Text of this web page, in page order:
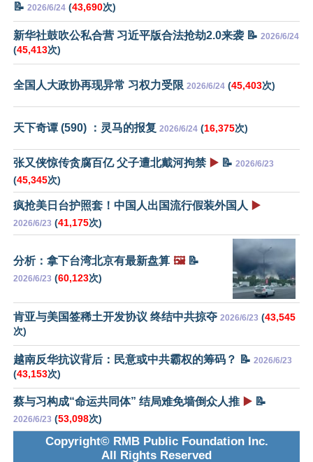
📝 2026/6/24 (43,690次)
新华社鼓吹公私合营 习近平版合法抢劫2.0来袭 📝 2026/6/24
(45,413次)
全国人大政协再现异常 习权力受限 2026/6/24 (45,403次)
天下奇谭 (590) ：灵马的报复 2026/6/24 (16,375次)
张又侠惊传贪腐百亿 父子遭北戴河拘禁 ▶️ 📝 2026/6/23
(45,345次)
疯抢美日台护照套！中国人出国流行假装外国人 ▶️
2026/6/23 (41,175次)
分析：拿下台湾北京有最新盘算 🖼️📝
2026/6/23 (60,123次)
肯亚与美国签稀土开发协议 终结中共掠夺 2026/6/23 (43,545
次)
越南反华抗议背后：民意或中共霸权的筹码？ 📝 2026/6/23
(43,153次)
蔡与习构成“命运共同体” 结局难免墙倒众人推 ▶️ 📝
2026/6/23 (53,098次)
Copyright© RMB Public Foundation Inc.
All Rights Reserved